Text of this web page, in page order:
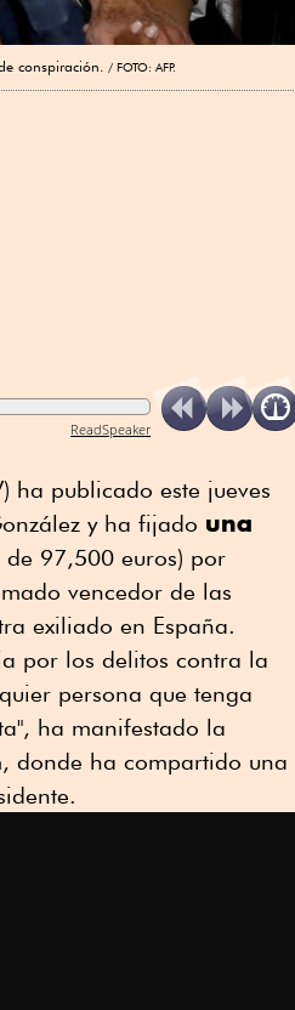
conspiración. FOTO: AFP.
ReadSpeaker
ha publicado este jueves
y ha fijado una
de 97,500 euros) por
vencedor de las
exiliado en España.
por los delitos contra la
persona que tenga
ha manifestado la
donde ha compartido una